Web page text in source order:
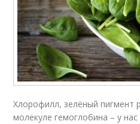
Хлорофилл, зелёный пигмент
молекуле гемоглобина – у